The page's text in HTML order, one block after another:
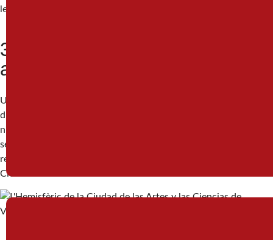
leones y elefantes sea aún más emocionante para los niños.
3. Descubre la ciudad de las
artes y las ciencias
Uno de los complejos futuristas más increíbles de Valencia. Sin
duda, una visita obligada. El Museo de las Ciencias es ideal para
niños, con exposiciones interactivas que hacen que aprender
sea divertido. Aunque no entres en todos los edificios, te
recomendamos dar un paseo por la Ciudad de las Artes y las
Ciencias.